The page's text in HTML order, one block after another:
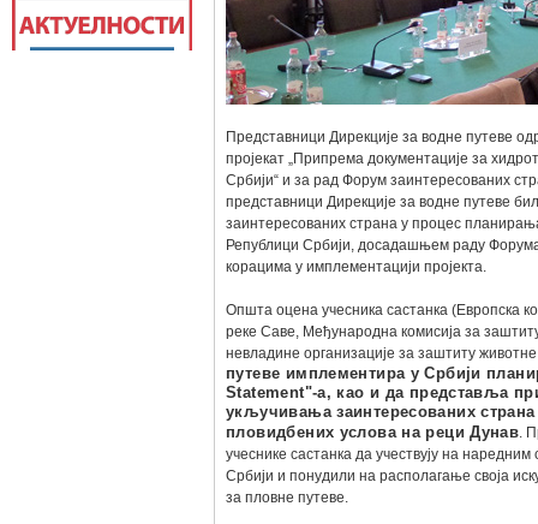
Представници Дирекције за водне путеве
пројекат „Припрема документације за
Србији“ и за рад Форум заинтересованих
представници Дирекције за водне путеве
заинтересованих страна у процес
Републици Србији, досадашњем раду
корацима у имплементацији пројекта.
Општа оцена учесника састанка (Европска
реке Саве, Међународна комисија за
невладине организације за заштиту
путеве имплементира у Србији
Statement"-а, као и да представља
укључивања заинтересованих
пловидбених услова на реци Дунав.
учеснике састанка да учествују на
Србији и понудили на располагање своја
за пловне путеве.